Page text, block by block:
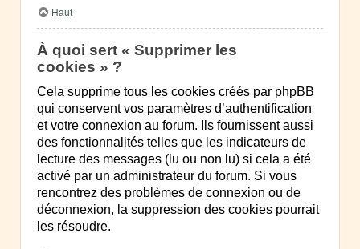
Haut
À quoi sert « Supprimer les
cookies » ?
Cela supprime tous les cookies créés par phpBB
qui conservent vos paramètres d’authentification
et votre connexion au forum. Ils fournissent aussi
des fonctionnalités telles que les indicateurs de
lecture des messages (lu ou non lu) si cela a été
activé par un administrateur du forum. Si vous
rencontrez des problèmes de connexion ou de
déconnexion, la suppression des cookies pourrait
les résoudre.